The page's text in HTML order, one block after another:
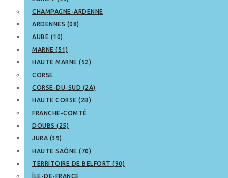
CHAMPAGNE-ARDENNE
ARDENNES (08)
AUBE (10)
MARNE (51)
HAUTE MARNE (52)
CORSE
CORSE-DU-SUD (2A)
HAUTE CORSE (2B)
FRANCHE-COMTÉ
DOUBS (25)
JURA (39)
HAUTE SAÔNE (70)
TERRITOIRE DE BELFORT (90)
ÎLE-DE-FRANCE